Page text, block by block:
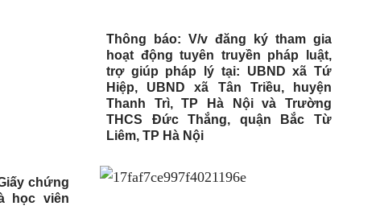
Thông báo: V/v đăng ký tham gia
hoạt động tuyên truyền pháp luật,
trợ giúp pháp lý tại: UBND xã Tứ
Hiệp, UBND xã Tân Triều, huyện
Thanh Trì, TP Hà Nội và Trường
THCS Đức Thắng, quận Bắc Từ
Liêm, TP Hà Nội
chứng
học viên